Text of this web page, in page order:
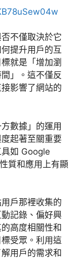
不僅取決於它
提升用戶的互
就是「增加瀏
」。這不僅反
影響了網站的
數據」的運用
起著至關重要
如 Google
質和應用上有顯
戶那裡收集的
記錄、偏好興
高度相關性和
受眾。利用這
用戶的需求和